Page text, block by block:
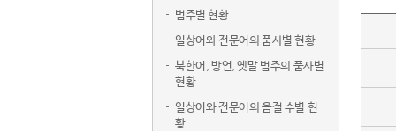
범주별 현황
일상어와 전문어의 품사별 현황
북한어, 방언, 옛말 범주의 품사별
현황
일상어와 전문어의 음절 수별 현
황